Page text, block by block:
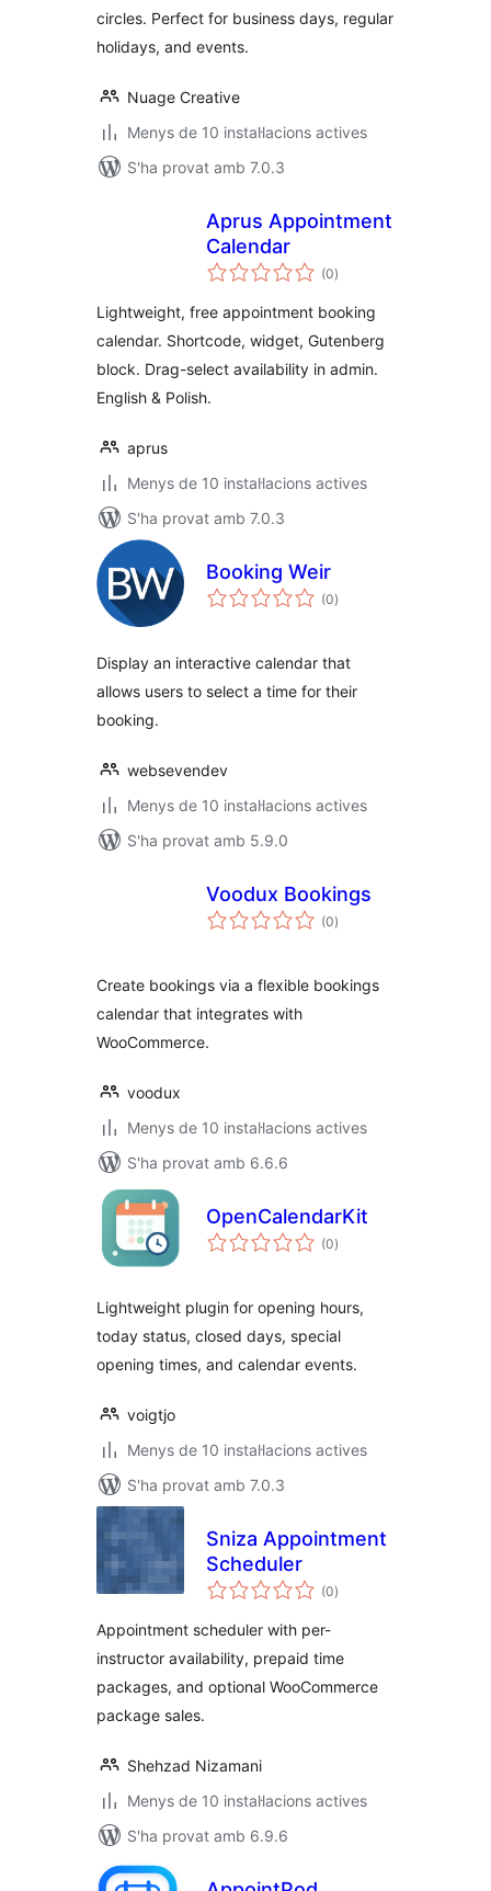
circles. Perfect for business days, regular
holidays, and events.
Nuage Creative
Menys de 10 instal·lacions actives
S'ha provat amb 7.0.3
Aprus Appointment
Calendar
(0puntuacions
totals
)
Lightweight, free appointment booking
calendar. Shortcode, widget, Gutenberg
block. Drag-select availability in admin.
English & Polish.
aprus
Menys de 10 instal·lacions actives
S'ha provat amb 7.0.3
Booking Weir
(0puntuacions
totals
)
Display an interactive calendar that
allows users to select a time for their
booking.
websevendev
Menys de 10 instal·lacions actives
S'ha provat amb 5.9.0
Voodux Bookings
(0puntuacions
totals
)
Create bookings via a flexible bookings
calendar that integrates with
WooCommerce.
voodux
Menys de 10 instal·lacions actives
S'ha provat amb 6.6.6
OpenCalendarKit
(0puntuacions
totals
)
Lightweight plugin for opening hours,
today status, closed days, special
opening times, and calendar events.
voigtjo
Menys de 10 instal·lacions actives
S'ha provat amb 7.0.3
Sniza Appointment
Scheduler
(0puntuacions
totals
)
Appointment scheduler with per-
instructor availability, prepaid time
packages, and optional WooCommerce
package sales.
Shehzad Nizamani
Menys de 10 instal·lacions actives
S'ha provat amb 6.9.6